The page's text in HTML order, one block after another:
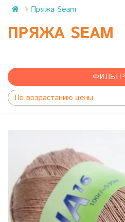
Пряжа Seam
ПРЯЖА SEAM
ФИЛЬТР